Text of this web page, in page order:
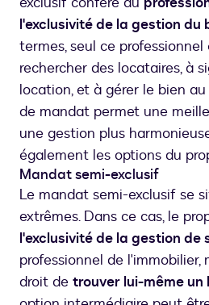
l'exclusivité de la gestion du
termes, seul ce
rechercher des locataires, à
location, et à gérer le bien
de mandat permet une
une gestion plus
également les options du
Mandat semi-exclusif
Le mandat semi-exclusif se
extrêmes. Dans ce cas, le
l'exclusivité de la gestion de
professionnel de l'immobilier,
droit de trouver lui-même